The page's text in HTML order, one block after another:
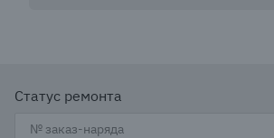
Статус ремонта